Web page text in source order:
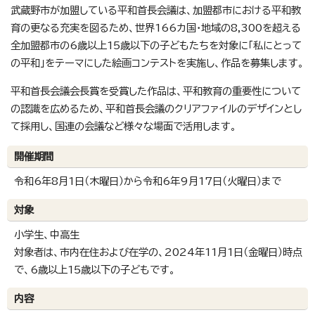
武蔵野市が加盟している平和首長会議は、加盟都市における平和教
育の更なる充実を図るため、世界166カ国・地域の8,300を超える
全加盟都市の6歳以上15歳以下の子どもたちを対象に「私にとって
の平和」をテーマにした絵画コンテストを実施し、作品を募集します。
平和首長会議会長賞を受賞した作品は、平和教育の重要性について
の認識を広めるため、平和首長会議のクリアファイルのデザインとし
て採用し、国連の会議など様々な場面で活用します。
開催期間
令和6年8月1日（木曜日）から令和6年9月17日（火曜日）まで
対象
小学生、中高生
対象者は、市内在住および在学の、2024年11月1日（金曜日）時点
で、6歳以上15歳以下の子どもです。
内容